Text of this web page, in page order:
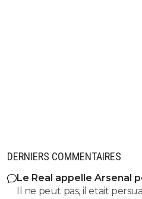
DERNIERS COMMENTAIRES
Le Real appelle Arsenal
Il ne peut pas, il etait